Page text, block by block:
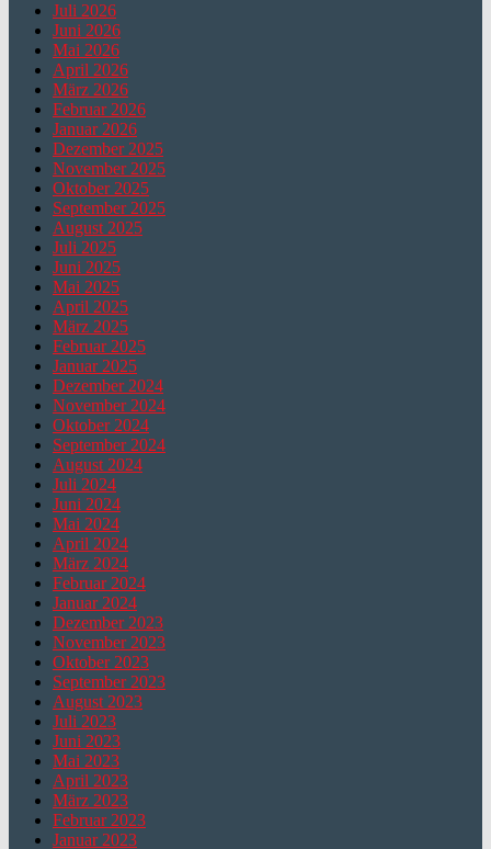
Juli 2026
Juni 2026
Mai 2026
April 2026
März 2026
Februar 2026
Januar 2026
Dezember 2025
November 2025
Oktober 2025
September 2025
August 2025
Juli 2025
Juni 2025
Mai 2025
April 2025
März 2025
Februar 2025
Januar 2025
Dezember 2024
November 2024
Oktober 2024
September 2024
August 2024
Juli 2024
Juni 2024
Mai 2024
April 2024
März 2024
Februar 2024
Januar 2024
Dezember 2023
November 2023
Oktober 2023
September 2023
August 2023
Juli 2023
Juni 2023
Mai 2023
April 2023
März 2023
Februar 2023
Januar 2023